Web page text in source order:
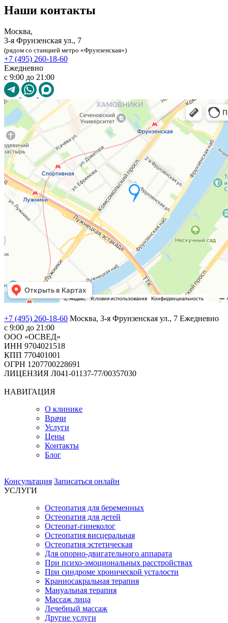
Наши контакты
Москва,
3-я Фрунзенская ул., 7
(рядом со станцией метро «Фрунзенская»)
+7 (495) 260-18-60
Ежедневно
с 9:00 до 21:00
+7 (495) 260-18-60 Москва, 3-я Фрунзенская ул., 7 Ежедневно
с 9:00 до 21:00
ООО «ОСВЕД»
ИНН 9704021518
КПП 770401001
ОГРН 1207700228691
ЛИЦЕНЗИЯ Л041-01137-77/00357030
НАВИГАЦИЯ
О клинике
Врачи
Услуги
Цены
Контакты
Блог
Консультация Записаться онлайн
УСЛУГИ
Остеопатия для беременных
Остеопатия для детей
Остеопат-гинеколог
Остеопатия висцеральная
Остеопатия эстетическая
Для опорно-двигательного аппарата
При психо-эмоциональных расстройствах
При синдроме хронической усталости
Краниосакральная терапия
Мануальная терапия
Массаж лица
Лечебный массаж
Другие услуги